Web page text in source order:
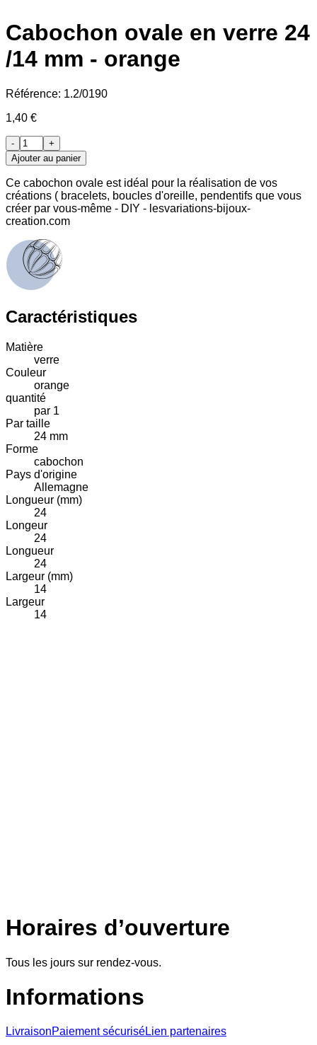
Cabochon ovale en verre 24
/14 mm - orange
Référence: 1.2/0190
1,40 €
-
+
Ajouter au panier
Ce cabochon ovale est idéal pour la réalisation de vos
créations ( bracelets, boucles d'oreille, pendentifs que vous
créer par vous-même - DIY - lesvariations-bijoux-
creation.com
Caractéristiques
Matière
verre
Couleur
orange
quantité
par 1
Par taille
24 mm
Forme
cabochon
Pays d'origine
Allemagne
Longueur (mm)
24
Longeur
24
Longueur
24
Largeur (mm)
14
Largeur
14
Horaires d’ouverture
Tous les jours sur rendez-vous.
Informations
LivraisonPaiement sécuriséLien partenaires